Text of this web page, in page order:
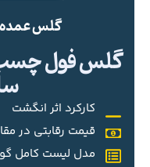
گلس
گلس فول
کارکرد اثر انگشت
قیمت رقابتی در
مدل لیست کامل